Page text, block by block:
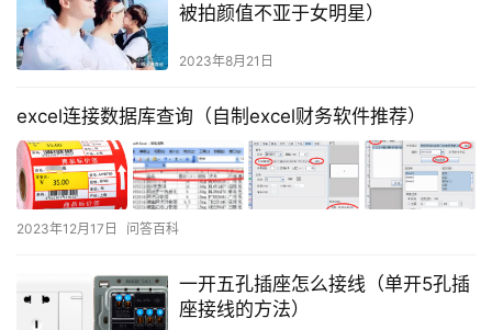
被拍颜值不亚于女明星）
2023年8月21日
excel连接数据库查询（自制excel财务软件推荐）
2023年12月17日 问答百科
一开五孔插座怎么接线（单开5孔插
座接线的方法）